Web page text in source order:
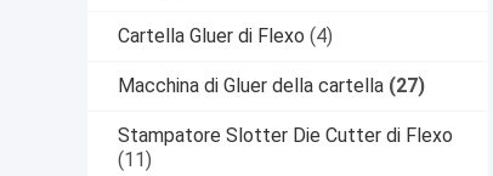
Cartella Gluer di Flexo (4)
Macchina di Gluer della cartella (27)
Stampatore Slotter Die Cutter di Flexo
(11)